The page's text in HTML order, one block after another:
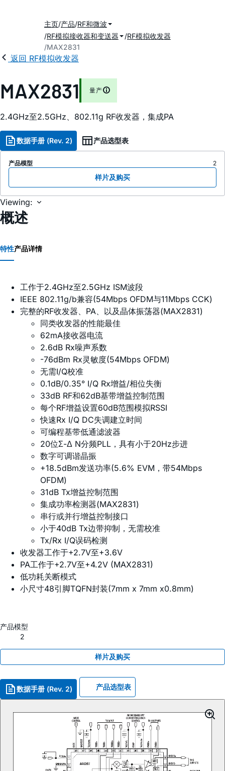
主页 产品 RF和微波
RF模拟接收器和变送器
RF模拟收发器
MAX2831
返回 RF模拟收发器
MAX2831 量产
2.4GHz至2.5GHz、802.11g RF收发器，集成PA
数据手册 (Rev. 2) 产品选型表
产品模型 2
样片及购买
Viewing:
概述
特性产品详情
工作于2.4GHz至2.5GHz ISM波段
IEEE 802.11g/b兼容(54Mbps OFDM与11Mbps CCK)
完整的RF收发器、PA、以及晶体振荡器(MAX2831)
同类收发器的性能最佳
62mA接收器电流
2.6dB Rx噪声系数
-76dBm Rx灵敏度(54Mbps OFDM)
无需I/Q校准
0.1dB/0.35° I/Q Rx增益/相位失衡
33dB RF和62dB基带增益控制范围
每个RF增益设置60dB范围模拟RSSI
快速Rx I/Q DC失调建立时间
可编程基带低通滤波器
20位Σ-Δ N分频PLL，具有小于20Hz步进
数字可调谐晶振
+18.5dBm发送功率(5.6% EVM，带54Mbps
OFDM)
31dB Tx增益控制范围
集成功率检测器(MAX2831)
串行或并行增益控制接口
小于40dB Tx边带抑制，无需校准
Tx/Rx I/Q误码检测
收发器工作于+2.7V至+3.6V
PA工作于+2.7V至+4.2V (MAX2831)
低功耗关断模式
小尺寸48引脚TQFN封装(7mm x 7mm x0.8mm)
产品模型
2
样片及购买
数据手册 (Rev. 2) 产品选型表